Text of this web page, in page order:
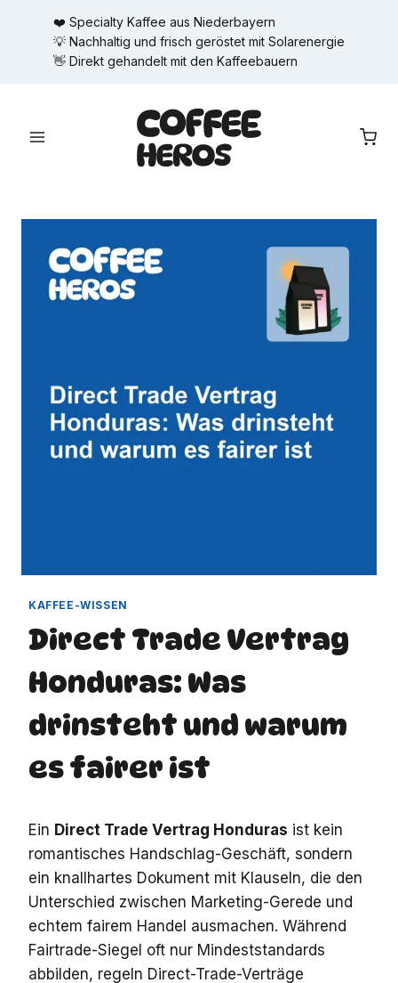
springen
❤️ Specialty Kaffee aus Niederbayern
💡 Nachhaltig und frisch geröstet mit Solarenergie
👋 Direkt gehandelt mit den Kaffeebauern
KAFFEE-WISSEN
Direct Trade Vertrag
Honduras: Was
drinsteht und warum
es fairer ist
Ein Direct Trade Vertrag Honduras ist kein
romantisches Handschlag-Geschäft, sondern
ein knallhartes Dokument mit Klauseln, die den
Unterschied zwischen Marketing-Gerede und
echtem fairem Handel ausmachen. Während
Fairtrade-Siegel oft nur Mindeststandards
abbilden, regeln Direct-Trade-Verträge